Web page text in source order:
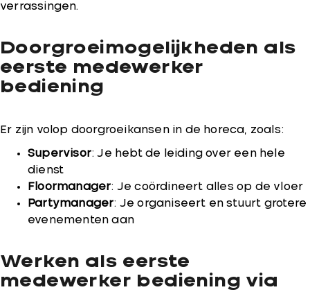
verrassingen.
Doorgroeimogelijkheden als
eerste medewerker
bediening
Er zijn volop doorgroeikansen in de horeca, zoals:
Supervisor: Je hebt de leiding over een hele
dienst
Floormanager: Je coördineert alles op de vloer
Partymanager: Je organiseert en stuurt grotere
evenementen aan
Werken als eerste
medewerker bediening via